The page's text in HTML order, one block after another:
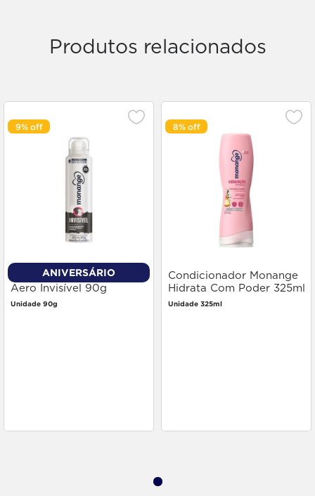
Produtos relacionados
9%
ANIVERSÁRIO
Desodorante Monange
Aero Invisível 90g
Unidade 90g
8%
Condicionador Monange
Hidrata Com Poder 325ml
Unidade 325ml